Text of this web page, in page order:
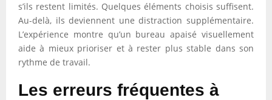
s’ils restent limités. Quelques éléments choisis suffisent.
Au-delà, ils deviennent une distraction supplémentaire.
L’expérience montre qu’un bureau apaisé visuellement
aide à mieux prioriser et à rester plus stable dans son
rythme de travail.
Les erreurs fréquentes à